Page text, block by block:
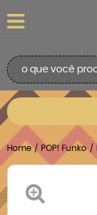
Home POP! Funko